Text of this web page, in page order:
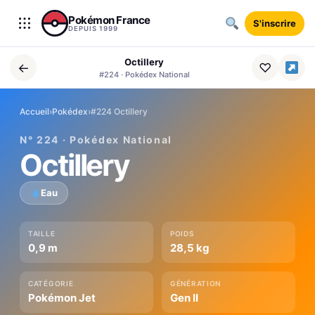
Aller au contenu
Pokémon France
DEPUIS 1999 S'inscrire
← Octillery
#224 · Pokédex National ♡
Accueil›Pokédex›#224 Octillery
N° 224 · Pokédex National
Octillery
Eau
TAILLE
0,9 m
POIDS
28,5 kg
CATÉGORIE
Pokémon Jet
GÉNÉRATION
Gen II